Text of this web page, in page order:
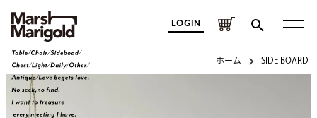
LOGIN
ホーム SIDE BOARD